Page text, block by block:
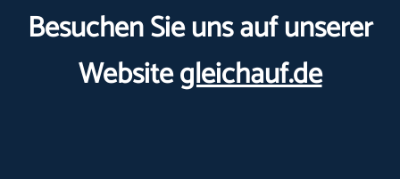
Besuchen Sie uns auf unserer
Websitegleichauf.de